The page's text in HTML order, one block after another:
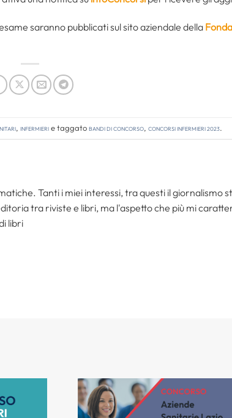
saranno pubblicati sul sito aziendale della
, Infermierie taggatobandi di concorso, concorsi infermieri 2023.
Tanti i miei interessi, tra questi il giornalismo
tra riviste e libri, ma l'aspetto che più mi
libri